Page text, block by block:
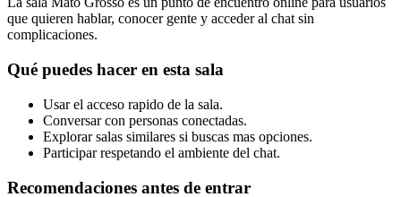
que quieren hablar, conocer gente y acceder al chat sin
complicaciones.
Qué puedes hacer en esta sala
Usar el acceso rapido de la sala.
Conversar con personas conectadas.
Explorar salas similares si buscas mas opciones.
Participar respetando el ambiente del chat.
Recomendaciones antes de entrar